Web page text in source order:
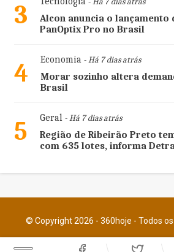
3
Alcon anuncia o lançamento
PanOptix Pro no Brasil
4 Economia- Há 7 dias atrás
Morar sozinho altera
Brasil
5 Geral- Há 7 dias atrás
Região de Ribeirão Preto
com 635 lotes, informa
© Copyright 2026 - 360hoje - Todos